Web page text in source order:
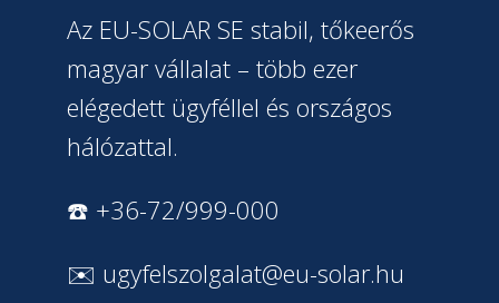
Az EU-SOLAR SE stabil, tőkeerős
magyar vállalat – több ezer
elégedett ügyféllel és országos
hálózattal.
☎️ +36-72/999-000
✉️ ugyfelszolgalat@eu-solar.hu